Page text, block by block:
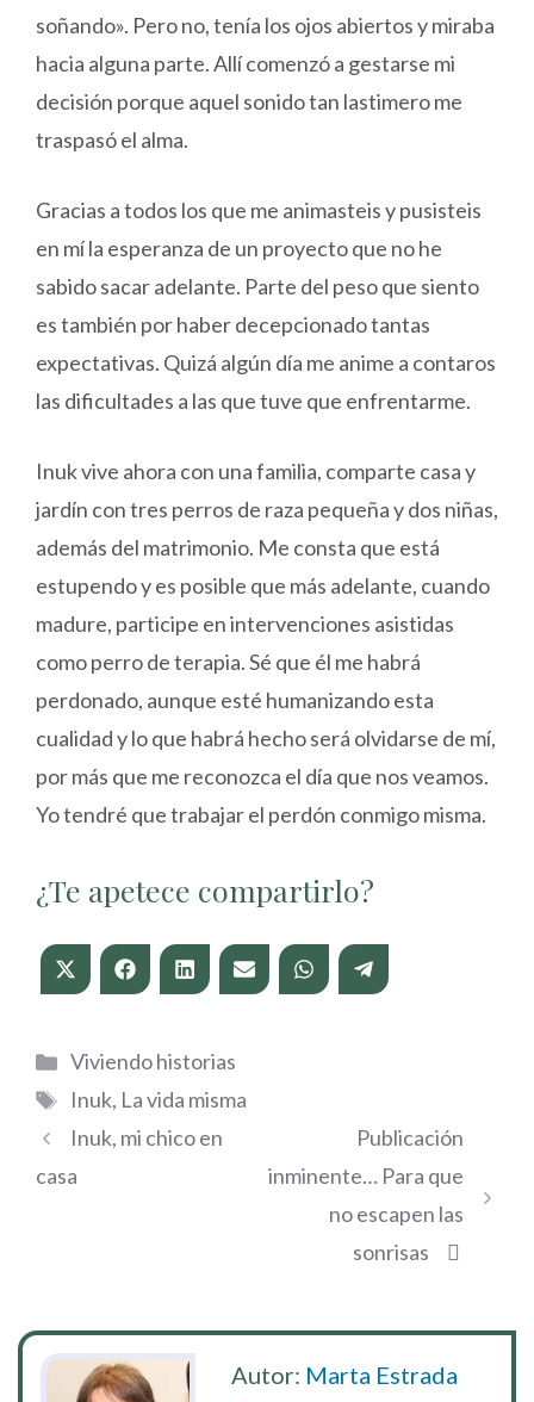
soñando». Pero no, tenía los ojos abiertos y miraba
hacia alguna parte. Allí comenzó a gestarse mi
decisión porque aquel sonido tan lastimero me
traspasó el alma.
Gracias a todos los que me animasteis y pusisteis
en mí la esperanza de un proyecto que no he
sabido sacar adelante. Parte del peso que siento
es también por haber decepcionado tantas
expectativas. Quizá algún día me anime a contaros
las dificultades a las que tuve que enfrentarme.
Inuk vive ahora con una familia, comparte casa y
jardín con tres perros de raza pequeña y dos niñas,
además del matrimonio. Me consta que está
estupendo y es posible que más adelante, cuando
madure, participe en intervenciones asistidas
como perro de terapia. Sé que él me habrá
perdonado, aunque esté humanizando esta
cualidad y lo que habrá hecho será olvidarse de mí,
por más que me reconozca el día que nos veamos.
Yo tendré que trabajar el perdón conmigo misma.
¿Te apetece compartirlo?
Compartir
en
Compartir
en
Compartir
en
Compartir
en
Compartir
en
Compartir
en
Categorías
Viviendo historias
Etiquetas
Inuk, La vida misma
Inuk, mi chico en
casa
Publicación
inminente… Para que
no escapen las
sonrisas
Autor: Marta Estrada